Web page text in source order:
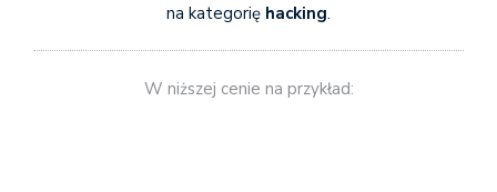
na kategorię hacking.
W niższej cenie na przykład: